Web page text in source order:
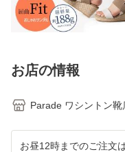
お店の情報
Parade ワシントン靴
お昼12時までのご注文